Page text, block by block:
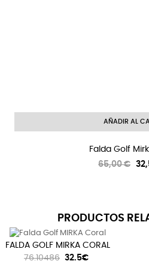
AÑADIR AL
Falda Golf
Precio
65,00 €
PRODUCTOS
FALDA GOLF MIRKA CORAL
76.10486 32.5€